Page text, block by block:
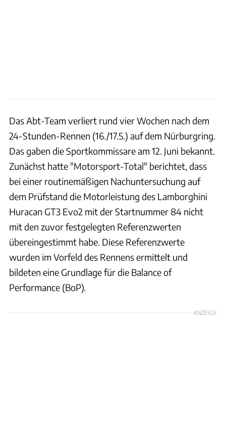
Das Abt-Team verliert rund vier Wochen nach dem
24-Stunden-Rennen (16./17.5.) auf dem Nürburgring.
Das gaben die Sportkommissare am 12. Juni bekannt.
Zunächst hatte "Motorsport-Total" berichtet, dass
bei einer routinemäßigen Nachuntersuchung auf
dem Prüfstand die Motorleistung des Lamborghini
Huracan GT3 Evo2 mit der Startnummer 84 nicht
mit den zuvor festgelegten Referenzwerten
übereingestimmt habe. Diese Referenzwerte
wurden im Vorfeld des Rennens ermittelt und
bildeten eine Grundlage für die Balance of
Performance (BoP).
ANZEIGE